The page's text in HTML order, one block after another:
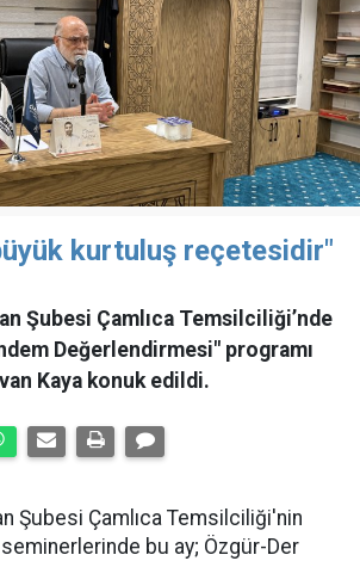
kurtuluş reçetesidir"
Şubesi Çamlıca Temsilciliği’nde
Değerlendirmesi" programı
Kaya konuk edildi.
Şubesi Çamlıca Temsilciliği'nin
bu ay; Özgür-Der